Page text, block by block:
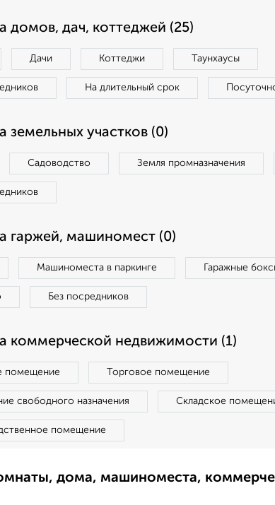
домов, дач, коттеджей (25)
Дачи Коттеджи Таунхаусы
На длительный срок
земельных участков (0)
Садоводство Земля промназначения
гаржей, машиномест (0)
Машиноместа в паркинге Гаражные
Без посредников
коммерческой недвижимости (1)
помещение Торговое помещение
свободного назначения Складское
помещение
дома, машиноместа,